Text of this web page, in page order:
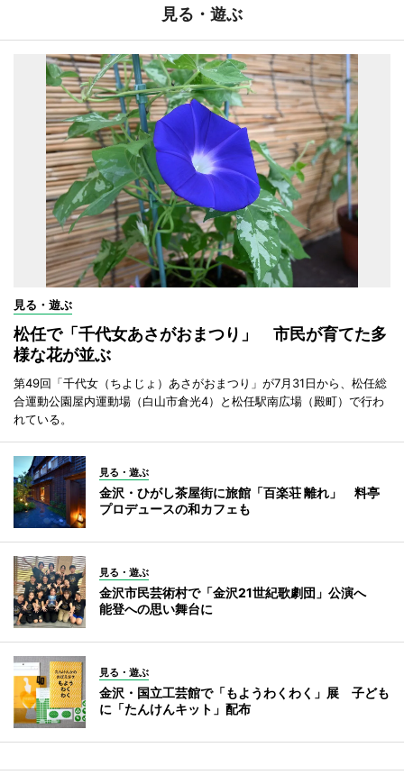
見る・遊ぶ
見る・遊ぶ
松任で「千代女あさがおまつり」 市民が育てた多
様な花が並ぶ
第49回「千代女（ちよじょ）あさがおまつり」が7月31日から、松任総
合運動公園屋内運動場（白山市倉光4）と松任駅南広場（殿町）で行わ
れている。
見る・遊ぶ
金沢・ひがし茶屋街に旅館「百楽荘 離れ」 料亭
プロデュースの和カフェも
見る・遊ぶ
金沢市民芸術村で「金沢21世紀歌劇団」公演へ
能登への思い舞台に
見る・遊ぶ
金沢・国立工芸館で「もようわくわく」展 子ども
に「たんけんキット」配布